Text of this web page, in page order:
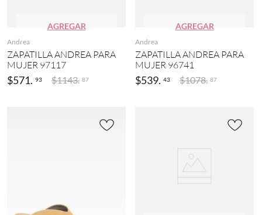
AGREGAR
Andrea
ZAPATILLA ANDREA PARA
MUJER 97117
$571. 93 $1143. 87
AGREGAR
Andrea
ZAPATILLA ANDREA PARA
MUJER 96741
$539. 43 $1078. 87